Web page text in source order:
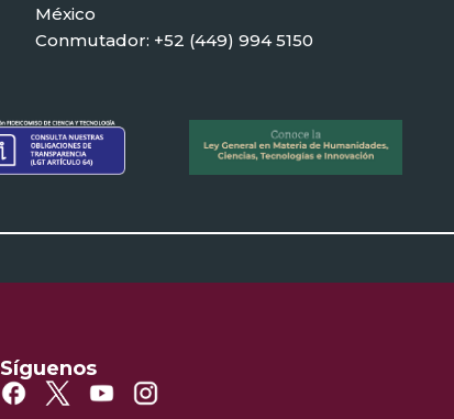
México
Conmutador: +52 (449) 994 5150
Síguenos